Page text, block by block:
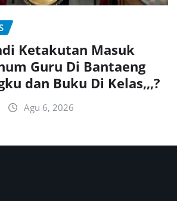
Ketakutan Masuk
Guru Di Bantaeng
dan Buku Di Kelas,,,?
Agu 6, 2026